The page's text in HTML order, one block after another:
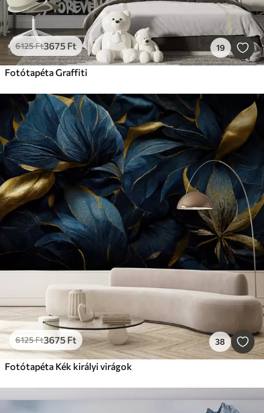
6125Ft3675 Ft 19
Fotótapéta Graffiti
6125Ft3675 Ft 38
Fotótapéta Kék királyi virágok